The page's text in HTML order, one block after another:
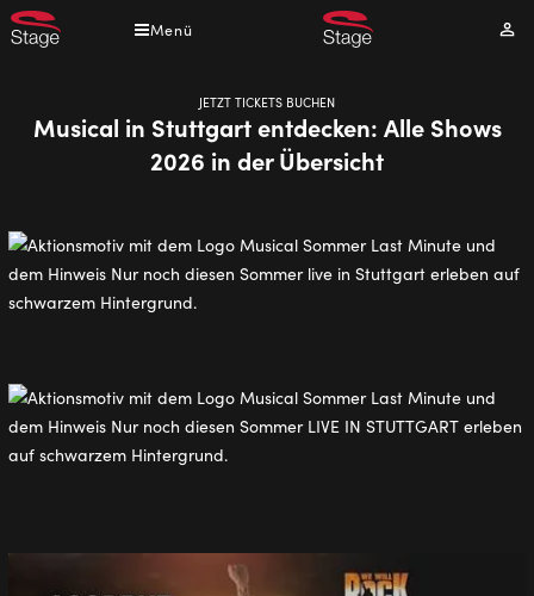
Direkt
zum
Menü
JETZT TICKETS BUCHEN
Musical in Stuttgart entdecken: Alle Shows
2026 in der Übersicht